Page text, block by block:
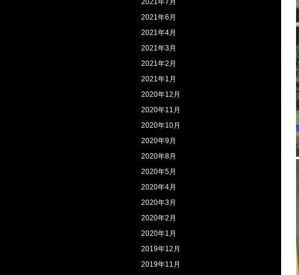
2021年7月
2021年6月
2021年4月
2021年3月
2021年2月
2021年1月
2020年12月
2020年11月
2020年10月
2020年9月
2020年8月
2020年5月
2020年4月
2020年3月
2020年2月
2020年1月
2019年12月
2019年11月